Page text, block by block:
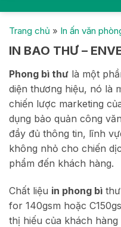
Trang chủ » In ấn văn
IN BAO THƯ –
Phong bì thư là một
diện thương hiệu, nó là
chiến lược marketing
dụng bảo quản công
đầy đủ thông tin, lĩnh
không nhỏ cho chiến
phẩm đến khách hàng.
Chất liệu in phong bì
for 140gsm hoặc
thị hiếu của khách